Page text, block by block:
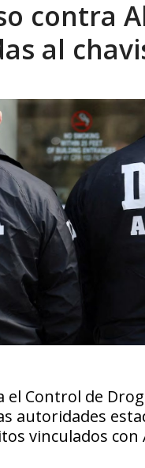
apagones y
contra
al
Control de
autoridades
vinculados con